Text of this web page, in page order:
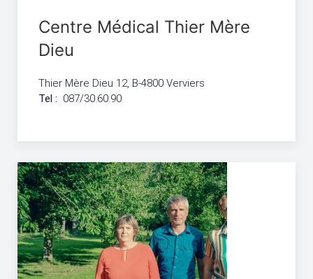
Centre Médical Thier Mère
Dieu
Thier Mère Dieu 12, B-4800 Verviers
Tel : 087/30.60.90